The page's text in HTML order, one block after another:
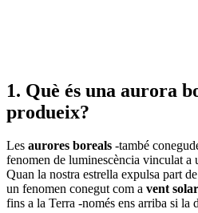
1. Què és una aurora
produeix?
Les aurores boreals -també
fenomen de luminescència vinculat a
Quan la nostra estrella expulsa part
un fenomen conegut com a vent solar
fins a la Terra -només ens arriba si la